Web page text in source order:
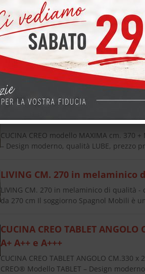
LIVING CREO TABLET CM. 270
LIVING CREO TABLET CM. 270
alle cucine CREO Il Living CREO modello
LIVING-mobili Giorno Spagnol
LIVING-mobili Giorno Spagnol Living
Group è un programma componibile in
CUCINA CREO modello
CUCINA CREO modello MAXIMA cm. 370
– Design moderno, qualità LUBE, prezzo
LIVING CM. 270 in
LIVING CM. 270 in melaminico di qualità
da 270 cm Il soggiorno Spagnol Mobili è
CUCINA CREO TABLET
A+ A++ e A+++
CUCINA CREO TABLET ANGOLO
CREO® Modello TABLET – Design